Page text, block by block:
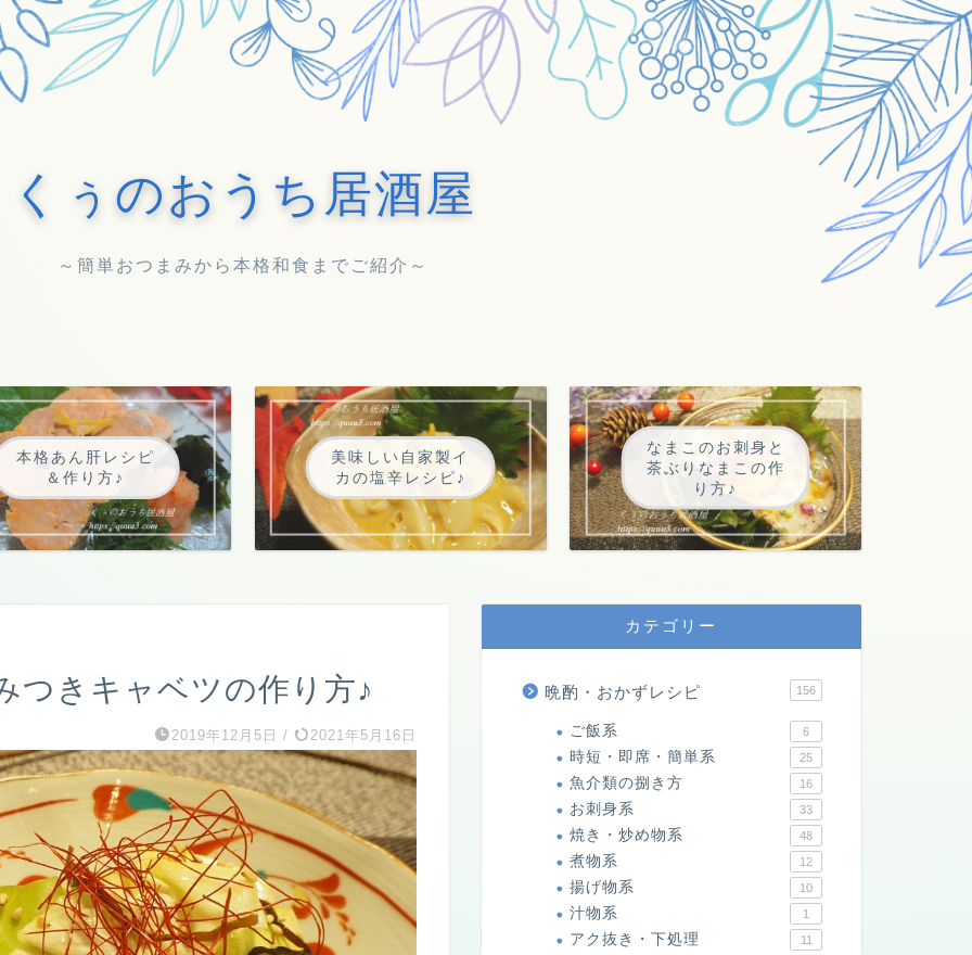
くぅのおうち居酒屋
～簡単おつまみから本格和食までご紹介～
本格あん肝レシピ
＆作り方♪
美味しい自家製イ
カの塩辛レシピ♪
なまこのお刺身と
茶ぶりなまこの作
り方♪
つきキャベツの作り方♪
2019年12月5日 / 2021年5月16日
カテゴリー
晩酌・おかずレシピ 156
ご飯系 6
時短・即席・簡単系 25
魚介類の捌き方 16
お刺身系 33
焼き・炒め物系 48
煮物系 12
揚げ物系 10
汁物系 1
アク抜き・下処理 11